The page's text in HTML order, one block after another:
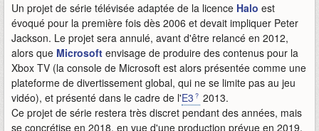
Un projet de série télévisée adaptée de la licence Halo est
évoqué pour la première fois dès 2006 et devait impliquer Peter
Jackson. Le projet sera annulé, avant d'être relancé en 2012,
alors que Microsoft envisage de produire des contenus pour la
Xbox TV (la console de Microsoft est alors présentée comme une
plateforme de divertissement global, qui ne se limite pas au jeu
vidéo), et présenté dans le cadre de l'E3
2013.
Ce projet de série restera très discret pendant des années, mais
se concrétise en 2018, en vue d'une production prévue en 2019.